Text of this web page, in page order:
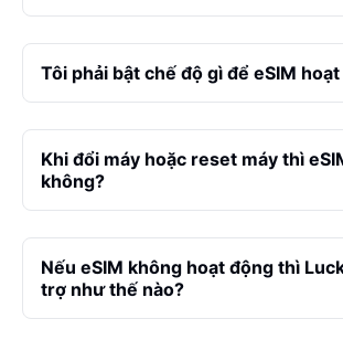
Tôi phải bật chế độ gì để eSIM
Khi đổi máy hoặc reset máy thì
không?
Nếu eSIM không hoạt động thì
trợ như thế nào?